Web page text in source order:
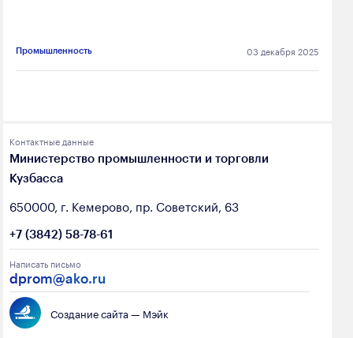
Промышленность 03 декабря 2025
Контактные данные
Министерство промышленности и торговли
Кузбасса
650000, г. Кемерово, пр. Советский, 63
+7 (3842) 58-78-61
Написать письмо
dprom@ako.ru
Создание сайта — Мэйк